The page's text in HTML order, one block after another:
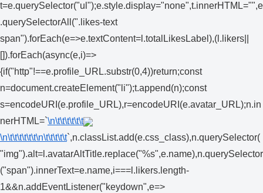
t=e.querySelector("ul");e.style.display="none",t.innerHTML="",e
.querySelectorAll(".likes-text
span").forEach(e=>e.textContent=l.totalLikesLabel),(l.likers||
[]).forEach(async(e,i)=>
{if("http"!==e.profile_URL.substr(0,4))return;const
n=document.createElement("li");t.append(n);const
s=encodeURI(e.profile_URL),r=encodeURI(e.avatar_URL);n.in
nerHTML=`\n\t\t\t\t\t\t
\n\t\t\t\t\t\t\n\t\t\t\t\t`,n.classList.add(e.css_class),n.querySelector(
"img").alt=l.avatarAltTitle.replace("%s",e.name),n.querySelector
("span").innerText=e.name,i===l.likers.length-
1&&n.addEventListener("keydown",e=>